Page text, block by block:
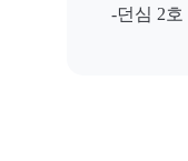
-던심 2호